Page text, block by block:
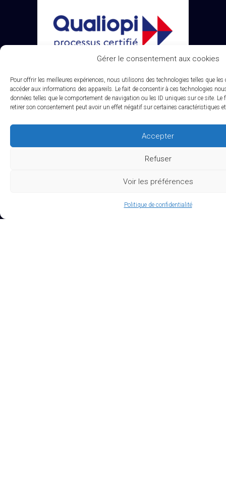
Gérer le consentement aux cookies
Pour offrir les meilleures expériences, nous utilisons des technologies telles que
accéder aux informations des appareils. Le fait de consentir à ces technologies
données telles que le comportement de navigation ou les ID uniques sur ce site. Le
retirer son consentement peut avoir un effet négatif sur certaines caractéristiques
Accepter
Refuser
Voir les préférences
Politique de confidentialité
Lacertification qualitéa été délivrée au titre